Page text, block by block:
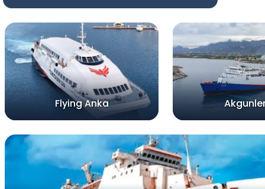
Flying Anka